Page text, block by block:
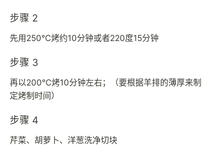
步骤 2
先用250℃烤约10分钟或者220度15分钟
步骤 3
再以200℃烤10分钟左右；（要根据羊排的薄厚来制
定烤制时间）
步骤 4
芹菜、胡萝卜、洋葱洗净切块